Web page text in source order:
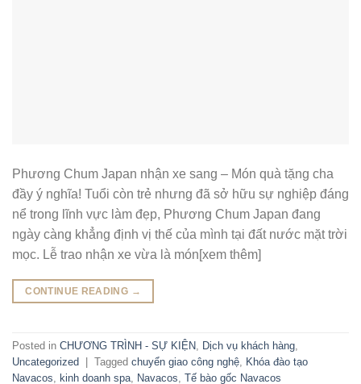
Phương Chum Japan nhận xe sang – Món quà tặng cha
đầy ý nghĩa! Tuổi còn trẻ nhưng đã sở hữu sự nghiệp đáng
nể trong lĩnh vực làm đẹp, Phương Chum Japan đang
ngày càng khẳng định vị thế của mình tại đất nước mặt trời
mọc. Lễ trao nhận xe vừa là món[xem thêm]
CONTINUE READING →
Posted in CHƯƠNG TRÌNH - SỰ KIỆN, Dịch vụ khách hàng,
Uncategorized
Tagged chuyển giao công nghệ, Khóa đào tạo
Navacos, kinh doanh spa, Navacos, Tế bào gốc Navacos